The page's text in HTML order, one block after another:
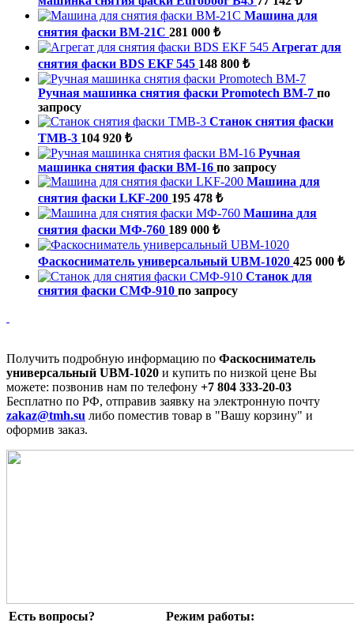
Машина для
снятия фаски ВМ-21C 281 000 ₺
Агрегат для
снятия фаски BDS EKF 545 148 800 ₺
Ручная машинка снятия фаски Promotech ВМ-7 по
запросу
Станок снятия фаски
ТМВ-3 104 920 ₺
Ручная
машинка снятия фаски ВМ-16 по запросу
Машина для
снятия фаски LKF-200 195 478 ₺
Машина для
снятия фаски МФ-760 189 000 ₺
Фаскосниматель универсальный UBM-1020 425 000 ₺
Станок для
снятия фаски СМФ-910 по запросу
Получить подробную информацию по Фаскосниматель
универсальный UBM-1020 и купить по низкой цене Вы
можете: позвонив нам по телефону +7 804 333-20-03
Бесплатно по РФ, отправив заявку на электронную почту
zakaz@tmh.su либо поместив товар в "Вашу корзину" и
оформив заказ.
Есть вопросы?
Режим работы: